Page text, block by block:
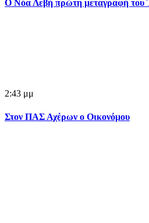
Ο Νόα Λεβή πρώτη μεταγραφή του
2:43 μμ
Στον ΠΑΣ Αχέρων ο Οικονόμου